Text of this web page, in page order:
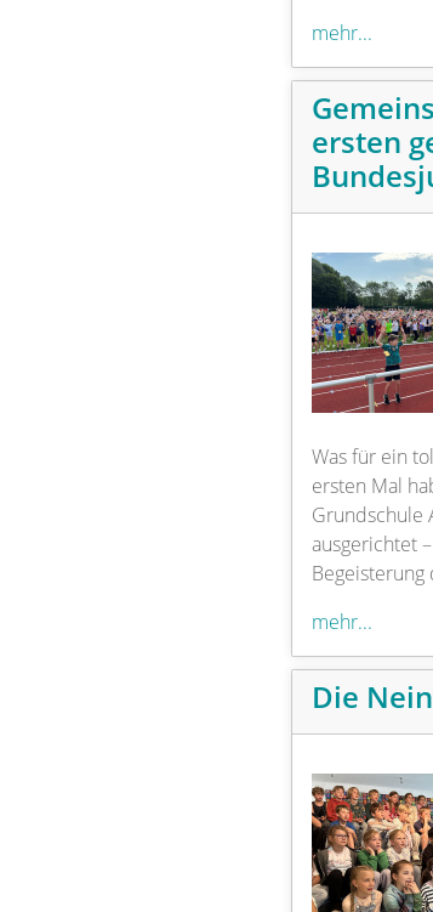
mehr...
ersten
Was für ein
ersten Mal
Grundschule
ausgerichtet
Begeisterung
mehr...
Die